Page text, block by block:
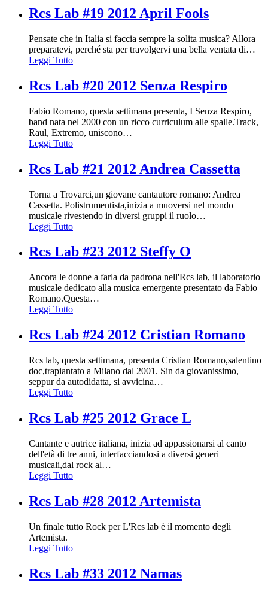
Rcs Lab #19 2012 April Fools
Pensate che in Italia si faccia sempre la solita musica? Allora
preparatevi, perché sta per travolgervi una bella ventata di…
Leggi Tutto
Rcs Lab #20 2012 Senza Respiro
Fabio Romano, questa settimana presenta, I Senza Respiro,
band nata nel 2000 con un ricco curriculum alle spalle.Track,
Raul, Extremo, uniscono…
Leggi Tutto
Rcs Lab #21 2012 Andrea Cassetta
Torna a Trovarci,un giovane cantautore romano: Andrea
Cassetta. Polistrumentista,inizia a muoversi nel mondo
musicale rivestendo in diversi gruppi il ruolo…
Leggi Tutto
Rcs Lab #23 2012 Steffy O
Ancora le donne a farla da padrona nell'Rcs lab, il laboratorio
musicale dedicato alla musica emergente presentato da Fabio
Romano.Questa…
Leggi Tutto
Rcs Lab #24 2012 Cristian Romano
Rcs lab, questa settimana, presenta Cristian Romano,salentino
doc,trapiantato a Milano dal 2001. Sin da giovanissimo,
seppur da autodidatta, si avvicina…
Leggi Tutto
Rcs Lab #25 2012 Grace L
Cantante e autrice italiana, inizia ad appassionarsi al canto
dell'età di tre anni, interfacciandosi a diversi generi
musicali,dal rock al…
Leggi Tutto
Rcs Lab #28 2012 Artemista
Un finale tutto Rock per L'Rcs lab è il momento degli
Artemista.
Leggi Tutto
Rcs Lab #33 2012 Namas